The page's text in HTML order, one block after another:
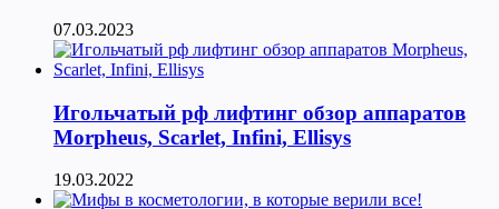
07.03.2023
Игольчатый рф лифтинг обзор аппаратов
Morpheus, Scarlet, Infini, Ellisys
19.03.2022